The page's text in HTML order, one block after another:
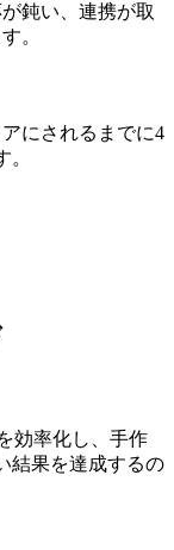
鈍い、連携が取
。
にされるまでに4
効率化し、手作
結果を達成するの